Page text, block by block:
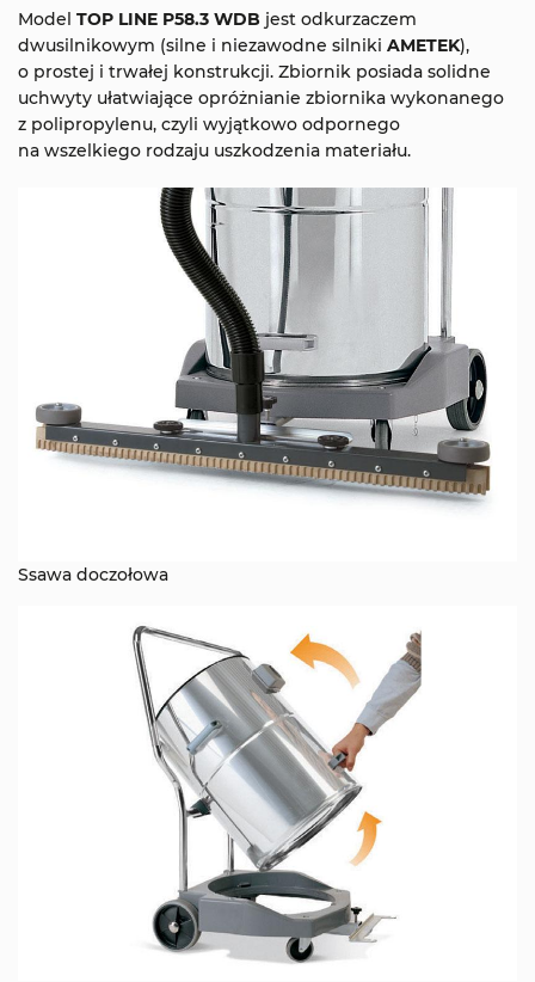
Model TOP LINE P58.3 WDB jest odkurzaczem
dwusilnikowym (silne i niezawodne silniki AMETEK),
o prostej i trwałej konstrukcji. Zbiornik posiada solidne
uchwyty ułatwiające opróżnianie zbiornika wykonanego
z polipropylenu, czyli wyjątkowo odpornego
na wszelkiego rodzaju uszkodzenia materiału.
Ssawa doczołowa